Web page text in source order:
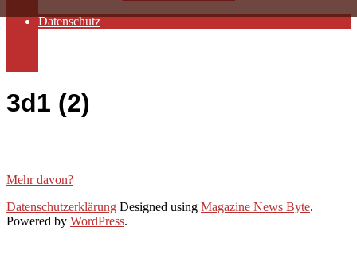
Datenschutz
3d1 (2)
Mehr davon?
2020-
06-
Datenschutzerklärung Designed using Magazine News Byte.
Powered by WordPress.